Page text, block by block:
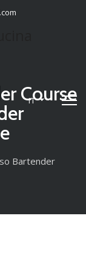
IT
Course
Bartender